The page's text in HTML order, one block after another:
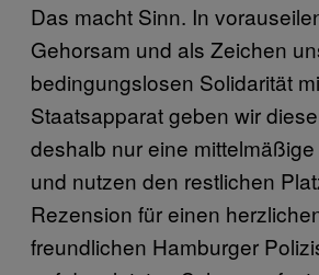
Das macht Sinn. In
Gehorsam und als Zeichen
bedingungslosen Solidarität
Staatsapparat geben wir
deshalb nur eine
und nutzen den restlichen
Rezension für einen
freundlichen Hamburger